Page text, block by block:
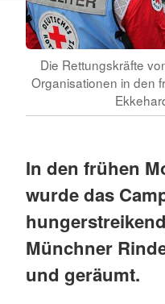
Die Rettungskräfte
Organisationen in den
In den frühen
wurde das
Münchner
und geräumt.